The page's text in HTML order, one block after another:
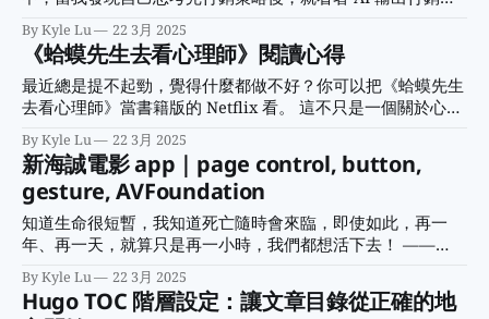
善用 AI 擴大個人影響力」的機會。 FansNetwork 創辦人 李
婷婷分享了有趣的 AI 分身應用。作為擁有超過 10
綱和社群文案，內心莫名慌了一下。我開始認真思考：這樣下
去，行銷人的未來在哪裡？ 當 AI 成為最強戰友，是危機還是
轉機？ 說真的，當我第一次用 AI 幫忙分析 Persona 時，我驚
呆了。它不只能根據目標市場和產品特點描繪出詳細的用戶形
象，還能提供這個目標客群可能感興趣的行銷主題，根據這些
hashtag！ 不只是內容創作，連 OKR 目標拆解和數據分析，
AI 都能幫上大忙。以前要花一整天完成的工作，現在大概只
需要 2-3 小時，我只需要專注在最後的微調和關鍵決策上。 未
來的行銷部門，會不會變成一個人帶著一群 AI
By Kyle Lu 22 3月 2025
《蛤蟆先生去看心理師》閱讀心得
最近總是提不起勁，覺得什麼都做不好？你可以把《蛤蟆先生
去看心理師》當書籍版的 Netflix 看。 這不只是一個關於心理
諮商的故事，還巧妙地將心理學理論融入其中。作者的文筆生
動、富有童趣，看諮商過程就像在追劇一樣停不下來。 透過
蛤蟆先生和心理師蒼鷺的十次諮商，你會見證療癒與改變的發
生。書中探討了憂鬱、自卑、潛意識、自我批判等心理問題，
並運用了溝通分析理論來協助蛤蟆面對內在的小孩和成人狀
態。 誰是當事人？心理諮商的第一步 在《蛤蟆先生去看心理
師》中，蒼鷺心理師提出一個重要問題：「誰才是我的當事
人？」這是對諮商對象一個很好的提醒。 不管別人再怎麼苦
口婆心，如果自己沒有意識到需要找人聊聊/訴苦/諮商，那就
By Kyle Lu 22 3月 2025
新海誠電影 app｜page control, button,
gesture, AVFoundation
知道生命很短暫，我知道死亡隨時會來臨，即使如此，再一
年、再一天，就算只是再一小時，我們都想活下去！ ——
《鈴芽之旅》 每一幀畫面都可以當桌布，這是我對新海誠動
畫作品的印象。 從《秒速五公分》開始入坑新海誠宇宙，到
後來的《言葉之庭》，災難三部曲《你的名字》、《天氣之
By Kyle Lu 22 3月 2025
Hugo TOC 階層設定：讓文章目錄從正確的地